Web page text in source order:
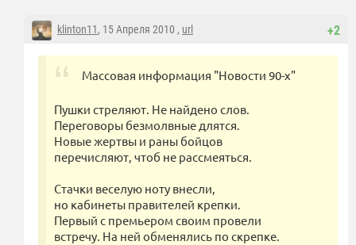
+2
klinton11, 15 Апреля 2010 , url
Массовая информация "Новости 90-х"
Пушки стреляют. Не найдено слов.
Переговоры безмолвные длятся.
Новые жертвы и раны бойцов
перечисляют, чтоб не рассмеяться.
Стачки веселую ноту внесли,
но кабинеты правителей крепки.
Первый с премьером своим провели
встречу. На ней обменялись по скрепке.